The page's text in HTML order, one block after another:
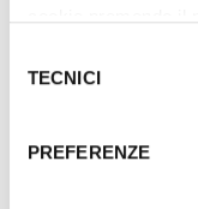
gestire le tue
Qualora
attualmente non
delTECNICI
PREFERENZE
Types